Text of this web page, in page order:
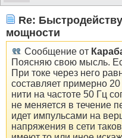
Re:
мощности
Сообщение от
Поясняю свою мысль.
При токе через него
составляет примерно
нити на частоте 50 Гц
не меняется в течение
идет импульсами на
напряжения в сети